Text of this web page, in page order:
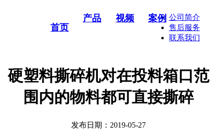
首页
产品 视频 案例 公司简介
售后服务
联系我们
硬塑料撕碎机对在投料箱口范
围内的物料都可直接撕碎
发布日期：2019-05-27